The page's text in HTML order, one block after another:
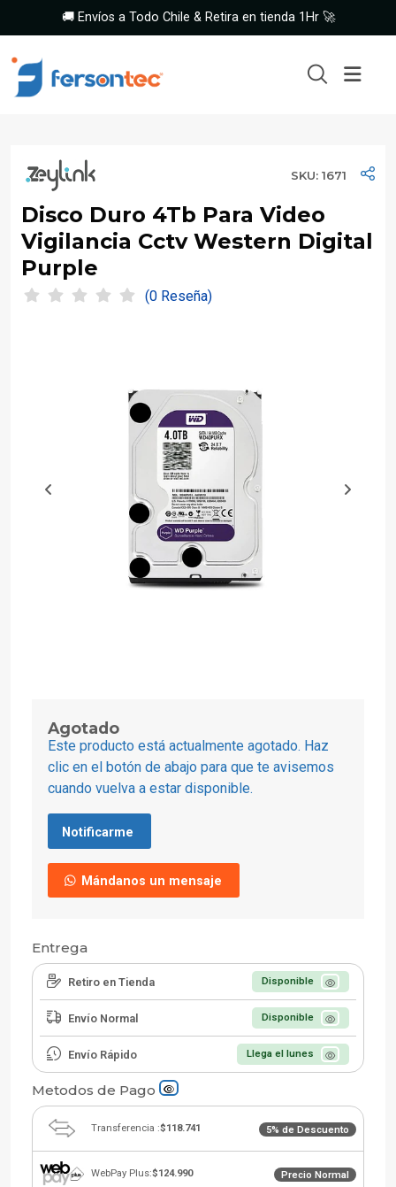
🚚 Envíos a Todo Chile & Retira en tienda 1Hr 🚀
SKU: 1671
Disco Duro 4Tb Para Video
Vigilancia Cctv Western Digital
Purple
(0 Reseña)
Agotado
Este producto está actualmente agotado. Haz
clic en el botón de abajo para que te avisemos
cuando vuelva a estar disponible.
Notificarme
Mándanos un mensaje
Entrega
Retiro en Tienda Disponible
Envío Normal Disponible
Envío Rápido Llega el lunes
Metodos de Pago
Transferencia :$118.741 5% de Descuento
WebPay Plus:$124.990 Precio Normal